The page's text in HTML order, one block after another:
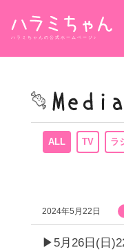
content
ハラミちゃんの公式ホームページ♪
ALL TV ラ
2024年5月22日
▶︎5月26日(日